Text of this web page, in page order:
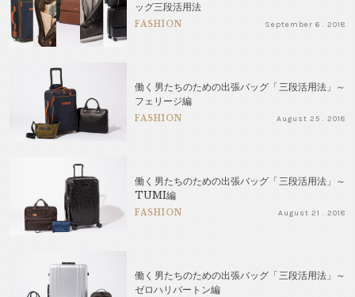
ッグ三段活用法
FASHION September 6 . 2018
働く男たちのための出張バッグ「三段活用法」～
フェリージ編
FASHION August 25 . 2018
働く男たちのための出張バッグ「三段活用法」～
TUMI編
FASHION August 21 . 2018
働く男たちのための出張バッグ「三段活用法」～
ゼロハリバートン編